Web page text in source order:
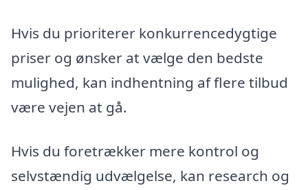
Hvis du prioriterer konkurrencedygtige
priser og ønsker at vælge den bedste
mulighed, kan indhentning af flere tilbud
være vejen at gå.
Hvis du foretrækker mere kontrol og
selvstændig udvælgelse, kan research og